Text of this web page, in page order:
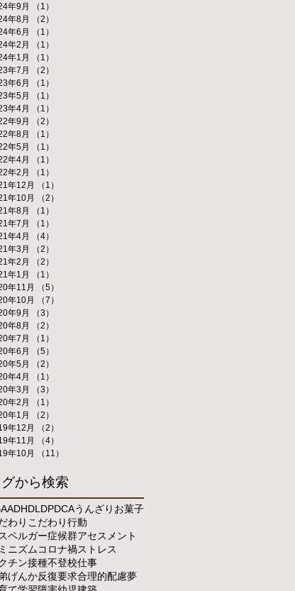
年9月
（1）
年8月
（2）
年6月
（1）
年2月
（1）
年1月
（1）
年7月
（2）
年6月
（1）
年5月
（1）
年4月
（1）
年9月
（2）
年8月
（1）
年5月
（1）
年4月
（1）
年2月
（1）
年12月
（1）
年10月
（2）
年8月
（1）
年7月
（1）
年4月
（4）
年3月
（2）
年2月
（2）
年1月
（1）
年11月
（5）
年10月
（7）
年9月
（3）
年8月
（2）
年7月
（1）
年6月
（5）
年5月
（2）
年4月
（1）
年3月
（3）
年2月
（1）
年1月
（2）
年12月
（2）
年11月
（4）
年10月
（11）
から検索
ADHDLDPDCAうんざり お菓子
わり こだわり行動
ペルガー症候群アセスメント
ニズムコロナ禍ストレス
チン接種不登校仕事
げんか反復要求合理的配慮夢